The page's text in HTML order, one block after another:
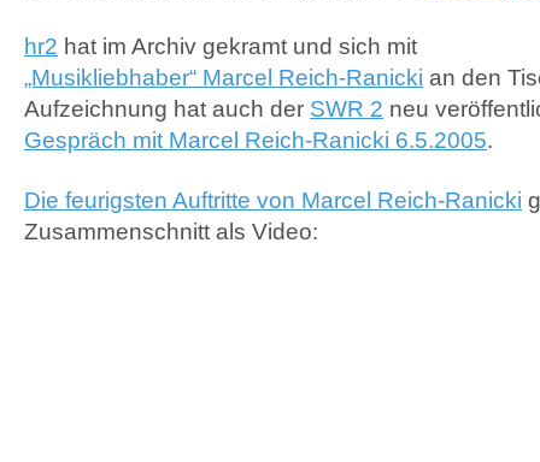
hr2 hat im Archiv gekramt und sich mit
„Musikliebhaber“ Marcel Reich-Ranicki an den
Aufzeichnung hat auch der SWR 2 neu
Gespräch mit Marcel Reich-Ranicki 6.5.2005.
Die feurigsten Auftritte von Marcel Reich-Ranicki
Zusammenschnitt als Video: